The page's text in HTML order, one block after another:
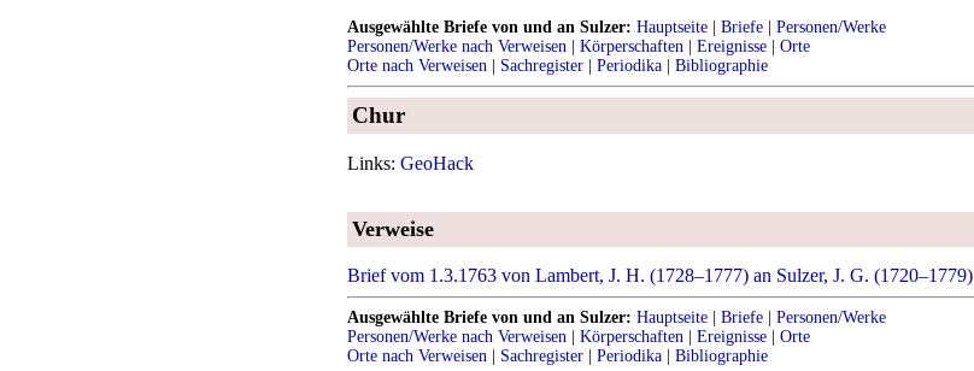
Ausgewählte Briefe von und an Sulzer: Hauptseite | Briefe | Personen/Werke
Personen/Werke nach Verweisen | Körperschaften | Ereignisse | Orte
Orte nach Verweisen | Sachregister | Periodika | Bibliographie
Chur
Links: GeoHack
Verweise
Brief vom 1.3.1763 von Lambert, J. H. (1728–1777) an Sulzer, J. G. (1720–1779)
Ausgewählte Briefe von und an Sulzer: Hauptseite | Briefe | Personen/Werke
Personen/Werke nach Verweisen | Körperschaften | Ereignisse | Orte
Orte nach Verweisen | Sachregister | Periodika | Bibliographie